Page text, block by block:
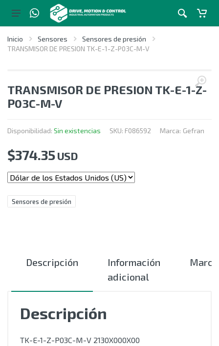
Inicio Sensores
Sensores de presión
TRANSMISOR DE PRESION TK-E-1-Z-P03C-M-V
TRANSMISOR DE PRESION TK-E-1-Z-
P03C-M-V
Disponibilidad: Sin existencias SKU: F086592 Marca: Gefran
$374.35USD
Sensores de presión
Descripción
Información
adicional
Marca
Descripción
TK-E-1-Z-P03C-M-V 2130X000X00